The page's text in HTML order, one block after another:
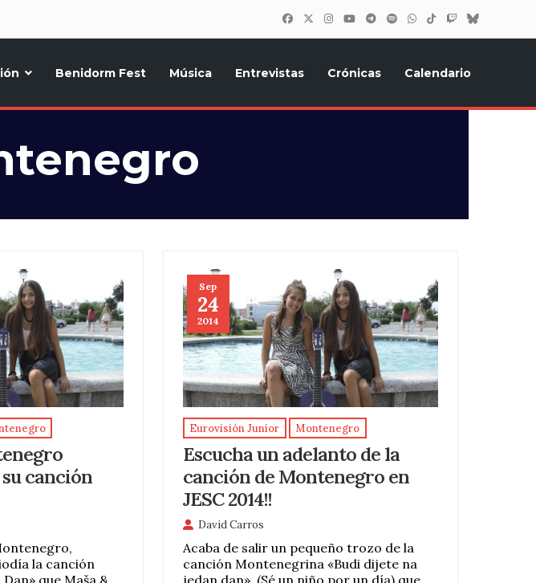
Benidorm Fest Música Entrevistas Crónicas Calendario
canción
la canción
Sep
24
2014
Eurovisión Junior Montenegro
Escucha un adelanto de la
canción de Montenegro en
JESC 2014!!
David Carros
Acaba de salir un pequeño trozo de la
canción Montenegrina «Budi dijete na